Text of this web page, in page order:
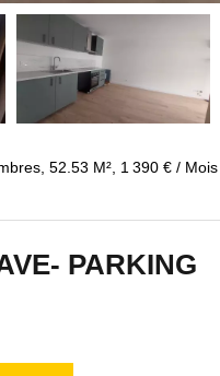
52.53 M², 1 390 € /
PARKING